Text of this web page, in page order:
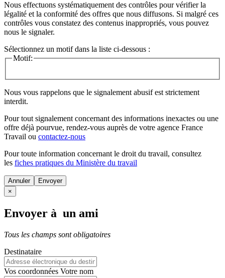
Nous effectuons systématiquement des contrôles pour vérifier la
légalité et la conformité des offres que nous diffusons. Si malgré ces
contrôles vous constatez des contenus inappropriés, vous pouvez
nous le signaler.
Sélectionnez un motif dans la liste ci-dessous :
Motif:
Nous vous rappelons que le signalement abusif est strictement
interdit.
Pour tout signalement concernant des informations inexactes ou une
offre déjà pourvue, rendez-vous auprès de votre agence France
Travail ou contactez-nous
Pour toute information concernant le droit du travail, consultez
les fiches pratiques du Ministère du travail
Annuler
×
Envoyer à un ami
Tous les champs sont obligatoires
Destinataire
Vos coordonnées Votre nom